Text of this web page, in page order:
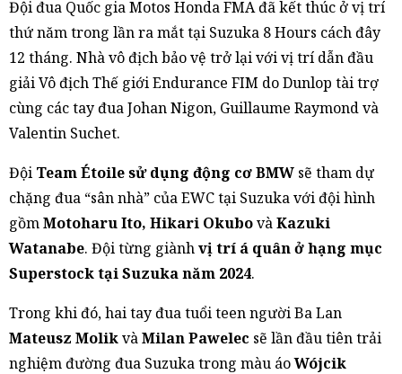
Đội đua Quốc gia Motos Honda FMA đã kết thúc ở vị trí
thứ năm trong lần ra mắt tại Suzuka 8 Hours cách đây
12 tháng. Nhà vô địch bảo vệ trở lại với vị trí dẫn đầu
giải Vô địch Thế giới Endurance FIM do Dunlop tài trợ
cùng các tay đua Johan Nigon, Guillaume Raymond và
Valentin Suchet.
Đội Team Étoile sử dụng động cơ BMW sẽ tham dự
chặng đua “sân nhà” của EWC tại Suzuka với đội hình
gồmMotoharu Ito, Hikari OkubovàKazuki
Watanabe. Đội từng giànhvị trí á quân ở hạng mục
Superstock tại Suzuka năm 2024.
Trong khi đó, hai tay đua tuổi teen người Ba Lan
Mateusz MolikvàMilan Pawelec sẽ lần đầu tiên trải
nghiệm đường đua Suzuka trong màu áoWójcik